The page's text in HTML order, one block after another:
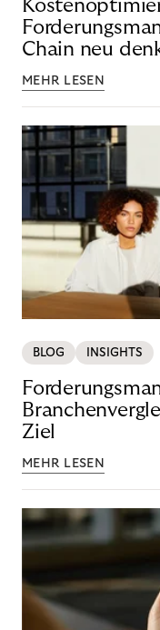
Chain neu
MEHR LESEN
BLOG INSIGHTS
Ziel
MEHR LESEN